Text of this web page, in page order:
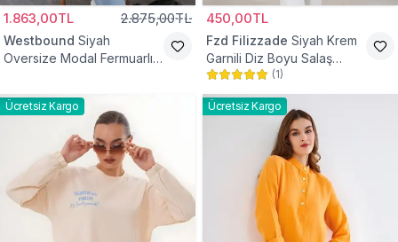
1.863,00TL 2.875,00TL
Westbound Siyah
Oversize Modal Fermuarlı
450,00TL
Fzd Filizzade Siyah Krem
Garnili Diz Boyu Salaş
Tunik
(1)
Ücretsiz Kargo Ücretsiz Kargo